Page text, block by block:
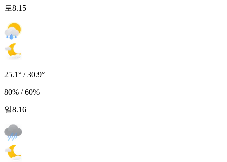
토8.15
25.1° / 30.9°
80% / 60%
일8.16